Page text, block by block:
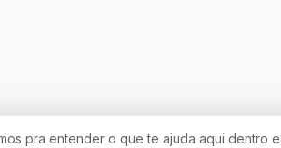
pra entender o que te ajuda aqui dentro